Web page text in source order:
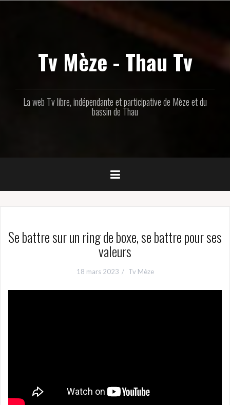
Tv Mèze - Thau Tv
La web Tv libre, indépendante et participative de Mèze et du
bassin de Thau
Se battre sur un ring de boxe, se battre pour ses
valeurs
18 mars 2023 Tv Mèze